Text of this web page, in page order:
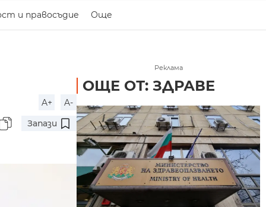
и правосъдие Още
A+
A-
Запази
Реклама
ОЩЕ ОТ: ЗДРАВЕ